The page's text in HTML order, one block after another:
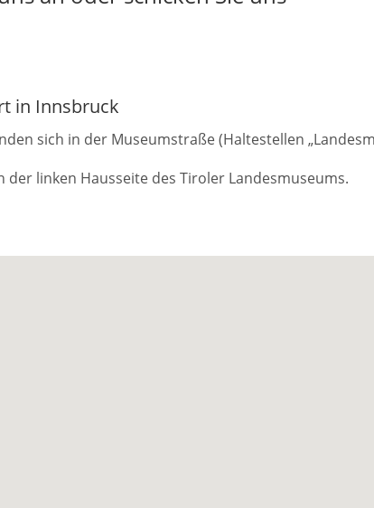
in Innsbruck
sich in der Museumstraße (Haltestellen
linken Hausseite des Tiroler Landesmuseums.